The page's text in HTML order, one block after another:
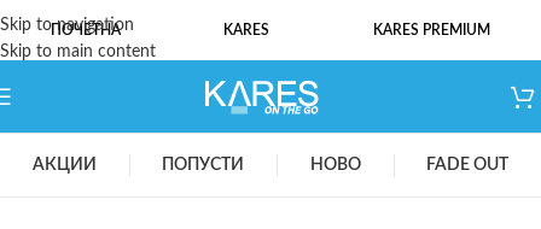
Skip to navigation
Skip to main content
ПОЧЕТНА KARES KARES PREMIUM
АКЦИИ ПОПУСТИ НОВО FADE OUT